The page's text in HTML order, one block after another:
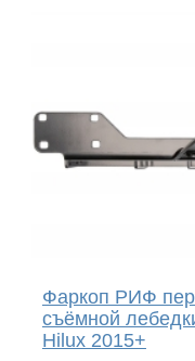
Фаркоп РИФ
съёмной
Hilux 2015+